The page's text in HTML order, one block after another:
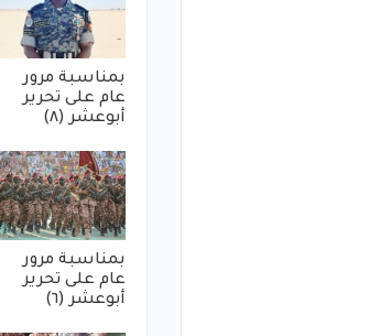
بمناسبة مرور
عام على تحرير
أبوعشر (٨)
بمناسبة مرور
عام على تحرير
أبوعشر (٦)